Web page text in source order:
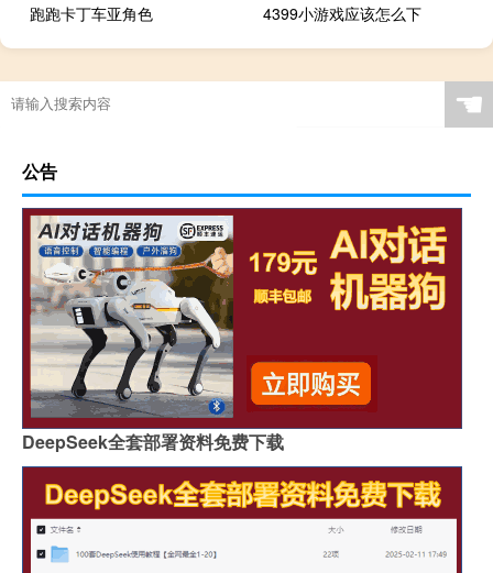
跑跑卡丁车亚角色
4399小游戏应该怎么下
☚
公告
DeepSeek全套部署资料免费下载